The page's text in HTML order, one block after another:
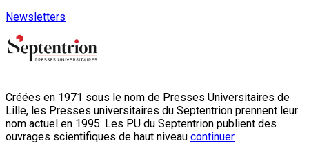
Newsletters
Créées en 1971 sous le nom de Presses Universitaires de
Lille, les Presses universitaires du Septentrion prennent leur
nom actuel en 1995. Les PU du Septentrion publient des
ouvrages scientifiques de haut niveau continuer